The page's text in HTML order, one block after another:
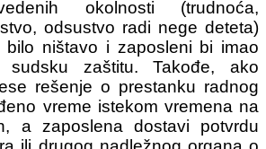
okolnosti (trudnoća,
odsustvo radi nege deteta)
ništavo i zaposleni bi imao
zaštitu. Takođe, ako
rešenje o prestanku radnog
vreme istekom vremena na
a zaposlena dostavi potvrdu